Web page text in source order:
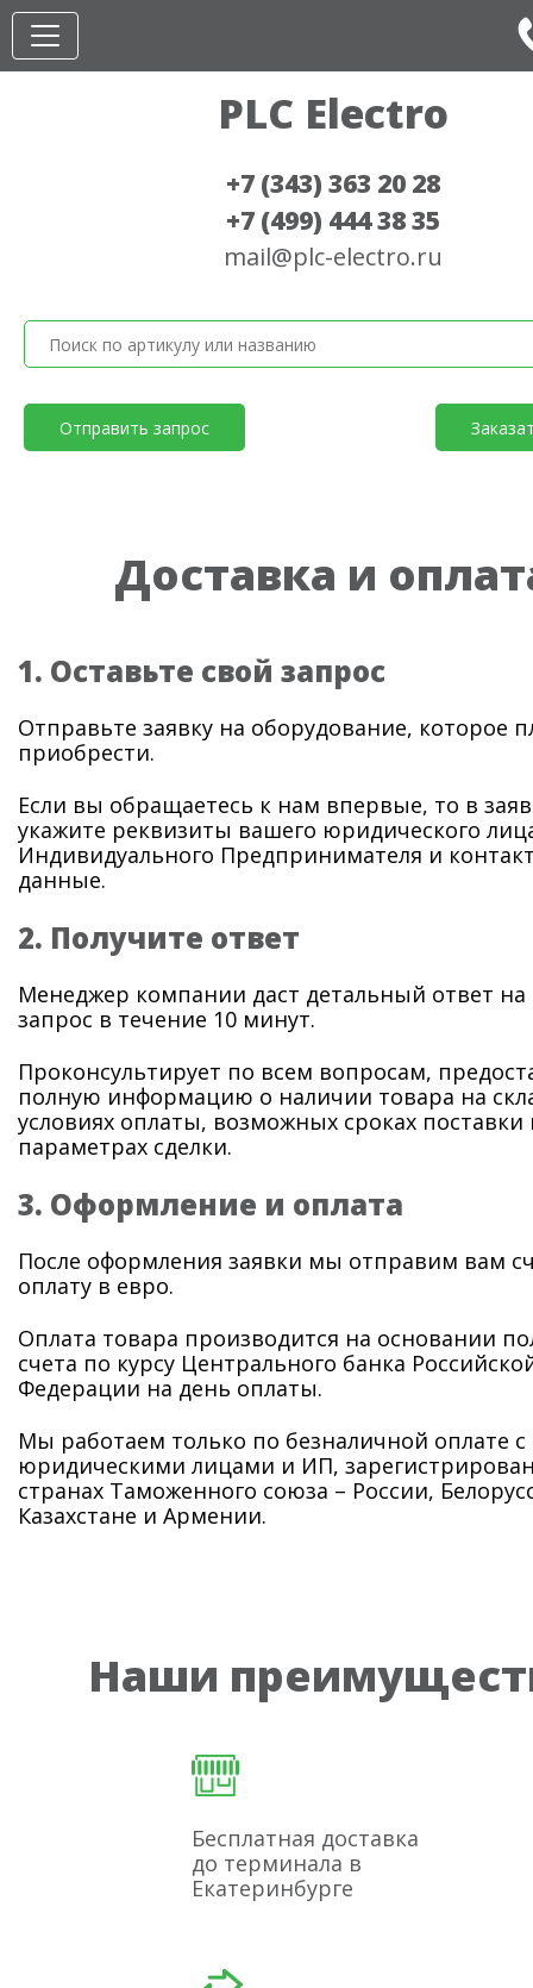
PLC Electro
+7 (343) 363 20 28
+7 (499) 444 38 35
mail@plc-electro.ru
Отправить запрос
Доставка и
1. Оставьте свой запрос
Отправьте заявку на оборудование, которое
приобрести.
Если вы обращаетесь к нам впервые, то в
укажите реквизиты вашего юридического
Индивидуального Предпринимателя и
данные.
2. Получите ответ
Менеджер компании даст детальный ответ
запрос в течение 10 минут.
Проконсультирует по всем вопросам,
полную информацию о наличии товара на
условиях оплаты, возможных сроках поставки
параметрах сделки.
3. Оформление и оплата
После оформления заявки мы отправим вам
оплату в евро.
Оплата товара производится на основании
счета по курсу Центрального банка
Федерации на день оплаты.
Мы работаем только по безналичной оплате с
юридическими лицами и ИП,
странах Таможенного союза – России,
Казахстане и Армении.
Наши
Бесплатная доставка
до терминала в
Екатеринбурге